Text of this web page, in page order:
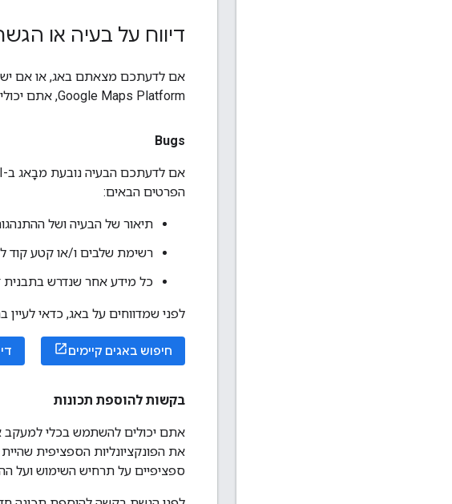
דיווח על בעיה או
Google Maps Platform, אתם יכולים להגיש דיווח על באג או הגשת בקשה להוספת תכונה ב
Bugs
הפרטים הבאים:
תיאור של הבעיה ושל
רשימת שלבים ו/או קטע קוד
כל מידע אחר שנדרש בתבנית
לפני שמדווחים על באג, כדאי
חיפוש באגים קיימים
בקשות להוספת תכונות
אתם יכולים להשתמש בכלי למעקב
את הפונקציונליות הספציפית
ספציפיים על תרחיש השימוש ועל